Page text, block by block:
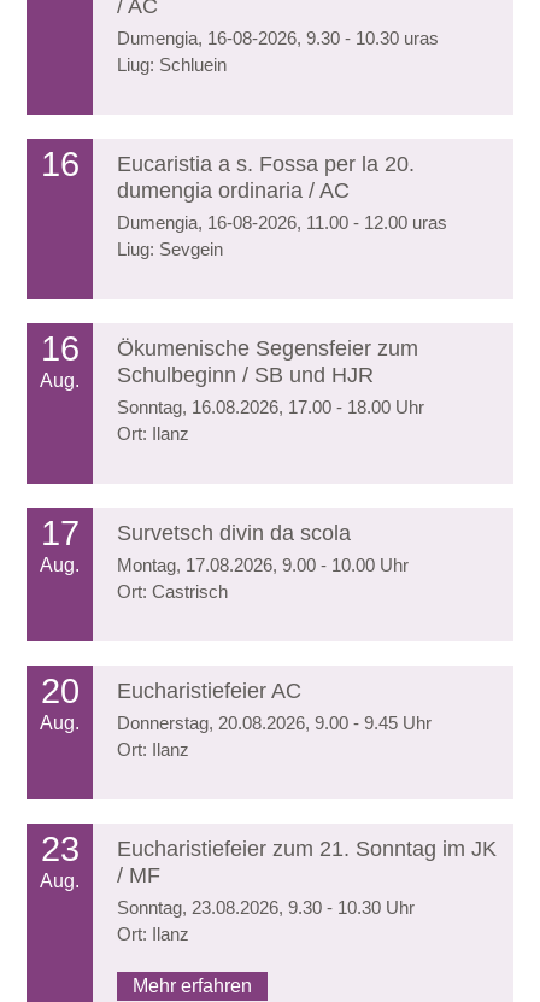
/ AC
Dumengia, 16-08-2026, 9.30 - 10.30 uras
Liug: Schluein
16
Eucaristia a s. Fossa per la 20.
dumengia ordinaria / AC
Dumengia, 16-08-2026, 11.00 - 12.00 uras
Liug: Sevgein
16
Aug.
Ökumenische Segensfeier zum
Schulbeginn / SB und HJR
Sonntag, 16.08.2026, 17.00 - 18.00 Uhr
Ort: Ilanz
17
Aug.
Survetsch divin da scola
Montag, 17.08.2026, 9.00 - 10.00 Uhr
Ort: Castrisch
20
Aug.
Eucharistiefeier AC
Donnerstag, 20.08.2026, 9.00 - 9.45 Uhr
Ort: Ilanz
23
Aug.
Eucharistiefeier zum 21. Sonntag im JK
/ MF
Sonntag, 23.08.2026, 9.30 - 10.30 Uhr
Ort: Ilanz
Mehr erfahren